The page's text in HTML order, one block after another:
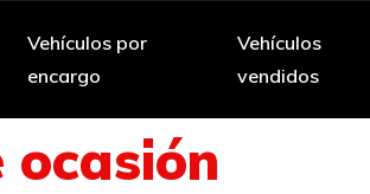
Vehículos por
encargo
Vehículos
vendidos
ocasión